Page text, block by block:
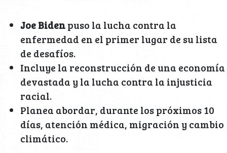
Joe Bidenpuso la lucha contra la
enfermedad en el primer lugar de su lista
de desafíos.
Incluye la reconstrucción de una economía
devastada y la lucha contra la injusticia
racial.
Planea abordar, durante los próximos 10
días, atención médica, migración y cambio
climático.